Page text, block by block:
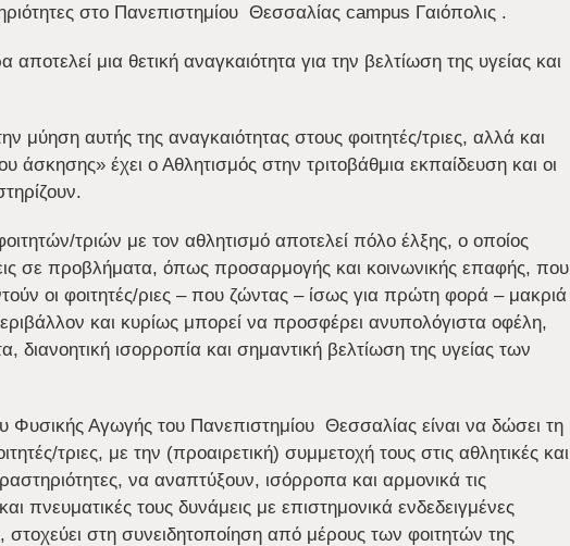
στο Πανεπιστημίου Θεσσαλίας campus Γαιόπολις .
μια θετική αναγκαιότητα για την βελτίωση της υγείας και
μύηση αυτής της αναγκαιότητας στους φοιτητές/τριες, αλλά και
άσκησης» έχει ο Αθλητισμός στην τριτοβάθμια εκπαίδευση και οι
τριών με τον αθλητισμό αποτελεί πόλο έλξης, ο οποίος
σε προβλήματα, όπως προσαρμογής και κοινωνικής επαφής, που
οι φοιτητές/ριες – που ζώντας – ίσως για πρώτη φορά – μακριά
και κυρίως μπορεί να προσφέρει ανυπολόγιστα οφέλη,
διανοητική ισορροπία και σημαντική βελτίωση της υγείας των
Φυσικής Αγωγής του Πανεπιστημίου Θεσσαλίας είναι να δώσει τη
τριες, με την (προαιρετική) συμμετοχή τους στις αθλητικές και
να αναπτύξουν, ισόρροπα και αρμονικά τις
πνευματικές τους δυνάμεις με επιστημονικά ενδεδειγμένες
στη συνειδητοποίηση από μέρους των φοιτητών της